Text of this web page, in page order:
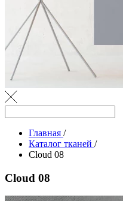
Главная /
Каталог тканей /
Cloud 08
Cloud 08